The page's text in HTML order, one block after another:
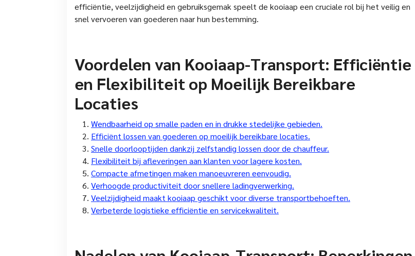
efficiëntie, veelzijdigheid en gebruiksgemak speelt de kooiaap een cruciale rol bij het veilig en
snel vervoeren van goederen naar hun bestemming.
Voordelen van Kooiaap-Transport: Efficiëntie
en Flexibiliteit op Moeilijk Bereikbare
Locaties
Wendbaarheid op smalle paden en in drukke stedelijke gebieden.
Efficiënt lossen van goederen op moeilijk bereikbare locaties.
Snelle doorlooptijden dankzij zelfstandig lossen door de chauffeur.
Flexibiliteit bij afleveringen aan klanten voor lagere kosten.
Compacte afmetingen maken manoeuvreren eenvoudig.
Verhoogde productiviteit door snellere ladingverwerking.
Veelzijdigheid maakt kooiaap geschikt voor diverse transportbehoeften.
Verbeterde logistieke efficiëntie en servicekwaliteit.